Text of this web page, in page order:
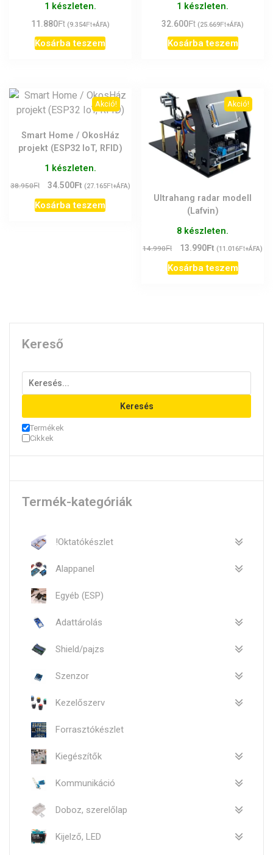
1 készleten.
11.880Ft (9.354Ft+ÁFA)
Kosárba teszem
1 készleten.
32.600Ft (25.669Ft+ÁFA)
Kosárba teszem
Akció!
Smart Home / OkosHáz
projekt (ESP32 IoT, RFID)
1 készleten.
38.950Ft
Original
price
was:
34.500FtCurrent
price
is:
(27.165Ft+ÁFA)
Kosárba teszem
Akció!
Ultrahang radar modell
(Lafvin)
8 készleten.
14.990Ft
Original
price
was:
13.990Ft Current
price
is:
(11.016Ft+ÁFA)
Kosárba teszem
Kereső
Keresés
Termékek
Cikkek
Termék-kategóriák
!Oktatókészlet
Alappanel
Egyéb (ESP)
Adattárolás
Shield/pajzs
Szenzor
Kezelőszerv
Forrasztókészlet
Kiegészítők
Kommunikáció
Doboz, szerelőlap
Kijelző, LED